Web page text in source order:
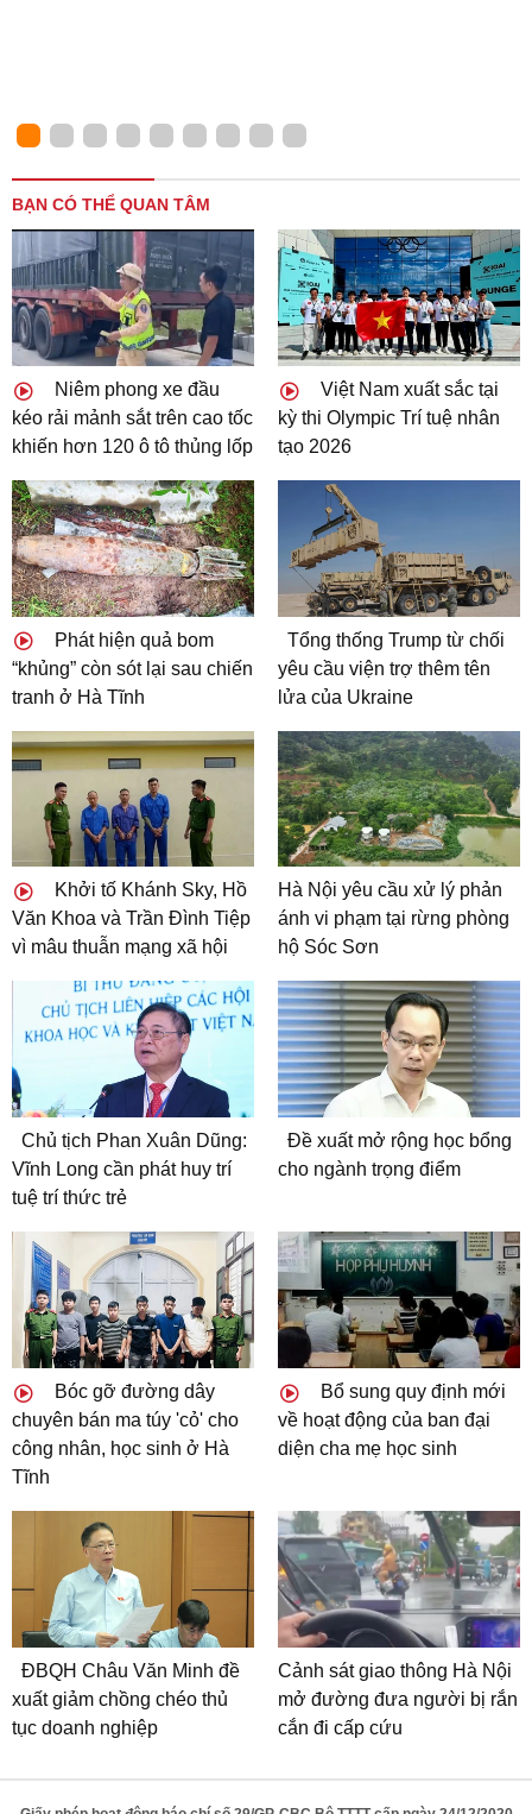
BẠN CÓ THỂ QUAN TÂM
Niêm phong xe đầu
kéo rải mảnh sắt trên cao tốc
khiến hơn 120 ô tô thủng lốp
Việt Nam xuất sắc tại
kỳ thi Olympic Trí tuệ nhân
tạo 2026
Phát hiện quả bom
“khủng” còn sót lại sau chiến
tranh ở Hà Tĩnh
Tổng thống Trump từ chối
yêu cầu viện trợ thêm tên
lửa của Ukraine
Khởi tố Khánh Sky, Hồ
Văn Khoa và Trần Đình Tiệp
vì mâu thuẫn mạng xã hội
Hà Nội yêu cầu xử lý phản
ánh vi phạm tại rừng phòng
hộ Sóc Sơn
Chủ tịch Phan Xuân Dũng:
Vĩnh Long cần phát huy trí
tuệ trí thức trẻ
Đề xuất mở rộng học bổng
cho ngành trọng điểm
Bóc gỡ đường dây
chuyên bán ma túy 'cỏ' cho
công nhân, học sinh ở Hà
Tĩnh
Bổ sung quy định mới
về hoạt động của ban đại
diện cha mẹ học sinh
ĐBQH Châu Văn Minh đề
xuất giảm chồng chéo thủ
tục doanh nghiệp
Cảnh sát giao thông Hà Nội
mở đường đưa người bị rắn
cắn đi cấp cứu